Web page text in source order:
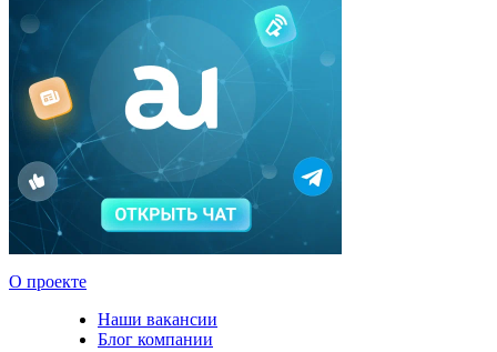
О проекте
Наши вакансии
Блог компании